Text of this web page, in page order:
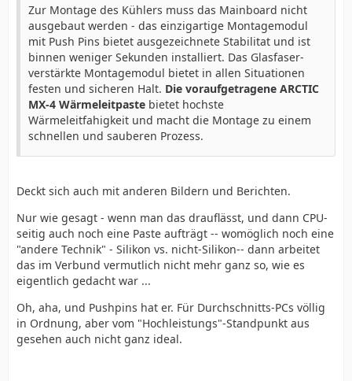
Zur Montage des Kühlers muss das Mainboard nicht
ausgebaut werden - das einzigartige Montagemodul
mit Push Pins bietet ausgezeichnete Stabilitat und ist
binnen weniger Sekunden installiert. Das Glasfaser-
verstärkte Montagemodul bietet in allen Situationen
festen und sicheren Halt. Die voraufgetragene ARCTIC
MX-4 Wärmeleitpaste bietet hochste
Wärmeleitfahigkeit und macht die Montage zu einem
schnellen und sauberen Prozess.
Deckt sich auch mit anderen Bildern und Berichten.
Nur wie gesagt - wenn man das drauflässt, und dann CPU-
seitig auch noch eine Paste aufträgt -- womöglich noch eine
"andere Technik" - Silikon vs. nicht-Silikon-- dann arbeitet
das im Verbund vermutlich nicht mehr ganz so, wie es
eigentlich gedacht war ...
Oh, aha, und Pushpins hat er. Für Durchschnitts-PCs völlig
in Ordnung, aber vom "Hochleistungs"-Standpunkt aus
gesehen auch nicht ganz ideal.